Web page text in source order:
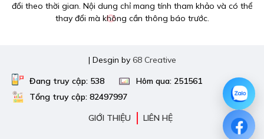
đổi theo thời gian. Nội dung chỉ mang tính tham khảo và có thể
thay đổi mà không cần thông báo trước.
| Desgin by 68 Creative
Đang truy cập: 538
Hôm qua: 251561
Tổng truy cập: 82497997
GIỚI THIỆU LIÊN HỆ